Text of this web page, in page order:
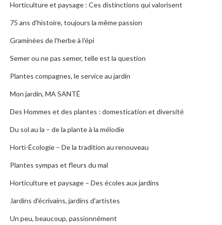
Horticulture et paysage : Ces distinctions qui valorisent
75 ans d'histoire, toujours la même passion
Graminées de l'herbe à l'épi
Semer ou ne pas semer, telle est la question
Plantes compagnes, le service au jardin
Mon jardin, MA SANTÉ
Des Hommes et des plantes : domestication et diversité
Du sol au la – de la plante à la mélodie
Horti-Écologie – De la tradition au renouveau
Plantes sympas et fleurs du mal
Horticulture et paysage – Des écoles aux jardins
Jardins d'écrivains, jardins d'artistes
Un peu, beaucoup, passionnément